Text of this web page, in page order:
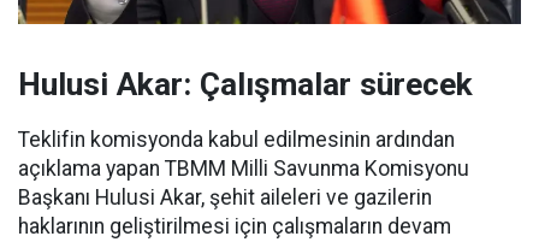
Hulusi Akar: Çalışmalar sürecek
Teklifin komisyonda kabul edilmesinin ardından
açıklama yapan TBMM Milli Savunma Komisyonu
Başkanı Hulusi Akar, şehit aileleri ve gazilerin
haklarının geliştirilmesi için çalışmaların devam